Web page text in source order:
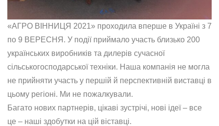
«АГРО ВІННИЦЯ 2021» проходила вперше в Україні з 7
по 9 ВЕРЕСНЯ. У події приймало участь близько 200
українських виробників та дилерів сучасної
сільськогосподарської техніки. Наша компанія не могла
не прийняти участь у першій й перспективній виставці в
цьому регіоні. Ми не пожалкували.
Багато нових партнерів, цікаві зустрічі, нові ідеї – все
це – наші здобутки на цій віставці.